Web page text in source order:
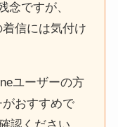
念ですが、
信には気付け
ユーザーの方
おすすめで